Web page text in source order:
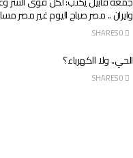
وايران .. مصر صباح اليوم غير مصر
الحي.. ولا الكهرباء؟